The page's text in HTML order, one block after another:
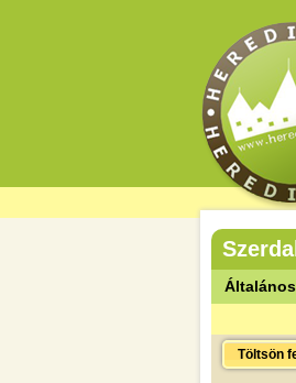
Töltsön